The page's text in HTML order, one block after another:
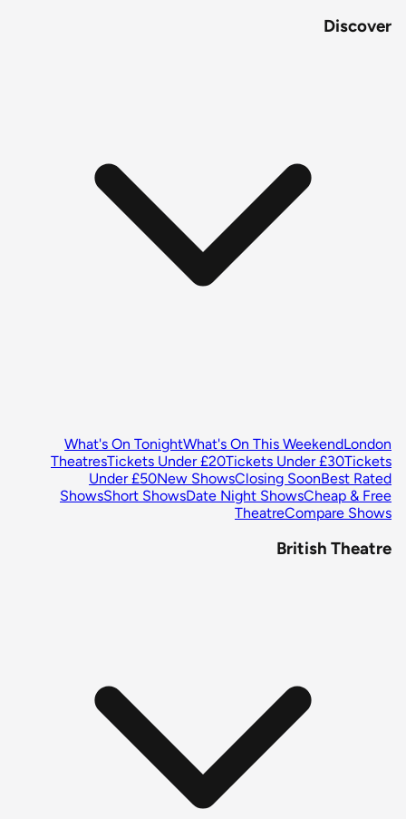
Discover
What's On TonightWhat's On This WeekendLondon
TheatresTickets Under £20Tickets Under £30Tickets
Under £50New ShowsClosing SoonBest Rated
ShowsShort ShowsDate Night ShowsCheap & Free
TheatreCompare Shows
British Theatre